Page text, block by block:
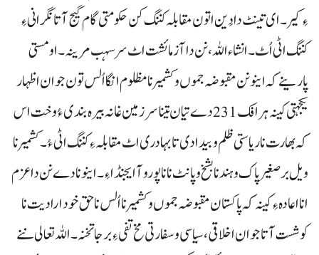
ءِ کیر۔ ای تینٹ دا دَین اتون مقابلہ کننگ کن حکومتی گام گیج آتا نگرانی ءِ
کننگ اٹی اُٹ۔ انشاءاللہ، نن دا آزمائشت اٹ سرسہب مرینہ۔ او مستی
پارینے کہ اینو نن مقبوضہ جموں وکشمیر نا مظلوم انگا اُلس تون جوان اظہار
یکجہتی کینہ ہرافک 231 دے تیان تینا سرزمین غا نہ بیرہ بندی ءُ وخت اس
کہ بھارت نا ریاستی ظلم و بیدادی تا بہادری اٹ مقابلہ ءِ کننگ اٹی ءُ۔ کشمیر نا
ویل برصغیر پاک و ہند نا بشخ و پانٹ نا ناپورو آ ایجنڈا ءِ۔ اینو نا دے نن دا عزم
انا اعادہ ءِ کینہ کہ پاکستان مقبوضہ جموں وکشمیر نا اُلس نا حق خود ارادیت نا
کوشست آتا جوان اخلاقی، سیاسی و سفارتی مخ تفی ءِ برجا تخنہ۔ اللہ تعالی ننے